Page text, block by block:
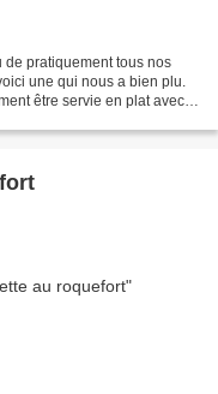
de pratiquement tous nos
une qui nous a bien plu.
être servie en plat avec